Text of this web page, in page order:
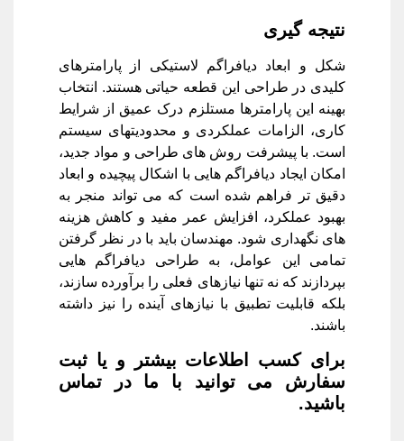
نتیجه گیری
شکل و ابعاد دیافراگم لاستیکی از پارامترهای
کلیدی در طراحی این قطعه حیاتی هستند. انتخاب
بهینه این پارامترها مستلزم درک عمیق از شرایط
کاری، الزامات عملکردی و محدودیتهای سیستم
است. با پیشرفت روش های طراحی و مواد جدید،
امکان ایجاد دیافراگم هایی با اشکال پیچیده و ابعاد
دقیق تر فراهم شده است که می تواند منجر به
بهبود عملکرد، افزایش عمر مفید و کاهش هزینه
های نگهداری شود. مهندسان باید با در نظر گرفتن
تمامی این عوامل، به طراحی دیافراگم هایی
بپردازند که نه تنها نیازهای فعلی را برآورده سازند،
بلکه قابلیت تطبیق با نیازهای آینده را نیز داشته
باشند.
برای کسب اطلاعات بیشتر و یا ثبت
سفارش می توانید با ما در تماس
باشید.